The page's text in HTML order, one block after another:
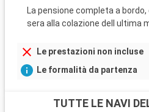
La pensione completa a
sera alla colazione dell ultima
Le prestazioni non incluse
Le formalità da partenza
TUTTE LE NAVI